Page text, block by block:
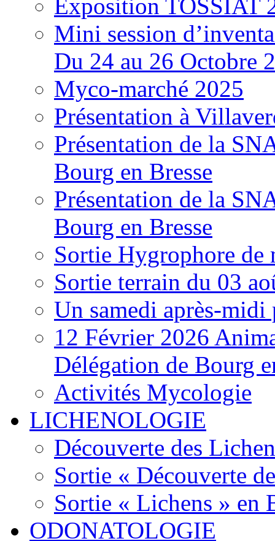
Exposition TOSSIAT
Mini session
Du 24 au 26 Octobre
Myco-marché 2025
Présentation à
Présentation de la
Bourg en Bresse
Présentation de la
Bourg en Bresse
Sortie Hygrophore de
Sortie terrain du 03
Un samedi après-
12 Février 2026
Délégation de Bourg
Activités Mycologie
LICHENOLOGIE
Découverte des
Sortie « Découverte
Sortie « Lichens » en
ODONATOLOGIE